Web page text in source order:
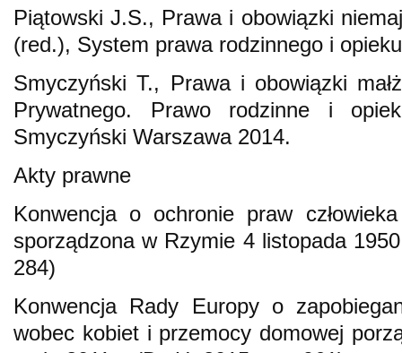
Piątowski J.S., Prawa i obowiązki
(red.), System prawa rodzinnego i
Smyczyński T., Prawa i obowiązki
Prywatnego. Prawo rodzinne i
Smyczyński Warszawa 2014.
Akty prawne
Konwencja o ochronie praw
sporządzona w Rzymie 4 listopada
284)
Konwencja Rady Europy o
wobec kobiet i przemocy domowej